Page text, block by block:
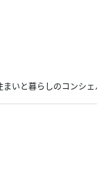
まいと暮らしのコンシェル